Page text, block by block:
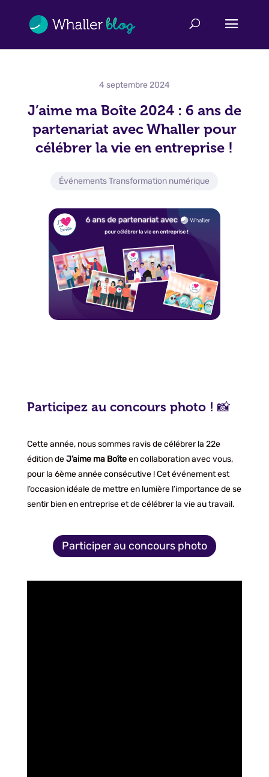
4 septembre 2024
J’aime ma Boîte 2024 : 6 ans de
partenariat avec Whaller pour
célébrer la vie en entreprise !
Événements Transformation numérique
Participez au concours photo ! 📸
Cette année, nous sommes ravis de célébrer la 22e
édition deJ’aime ma Boîteen collaboration avec vous,
pour la 6ème année consécutive ! Cet événement est
l’occasion idéale de mettre en lumière l’importance de se
sentir bien en entreprise et de célébrer la vie au travail.
Participer au concours photo